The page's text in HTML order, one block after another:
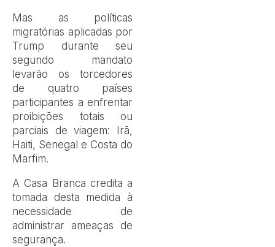
Mas as políticas
migratórias aplicadas por
Trump durante seu
segundo mandato
levarão os torcedores
de quatro países
participantes a enfrentar
proibições totais ou
parciais de viagem: Irã,
Haiti, Senegal e Costa do
Marfim.
A Casa Branca credita a
tomada desta medida à
necessidade de
administrar ameaças de
segurança.